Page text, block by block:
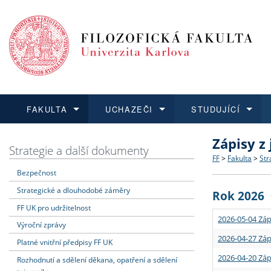
FAKULTA
Dozvědět se více
Struktura
Strategie
Podpora
UCHAZEČI
Podat přihlášku
Co
Učitelské
STUDUJÍCÍ
Dozvědět se více
Rigorózní
Dozvědět se více
O vědě a
Granty a
Dozvědět se více
Aktuální
Strategie a další dokumenty
Bezpečnost
Strategické a dlouhodobé záměry
FF UK pro udržitelnost
Výroční zprávy
Platné vnitřní předpisy FF UK
Rozhodnutí a sdělení děkana, opatření a sdělení
Zápisy
FF > Fakulta >
Rok 2026
2026-05-04
2026-04-27
2026-04-20